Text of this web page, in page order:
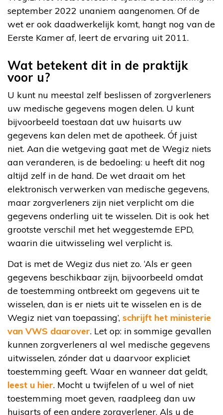
september 2022 unaniem aangenomen. Of de
wet er ook daadwerkelijk komt, hangt nog van de
Eerste Kamer af, leert de ervaring uit 2011.
Wat betekent dit in de praktijk
voor u?
U kunt nu meestal zelf beslissen of zorgverleners
uw medische gegevens mogen delen. U kunt
bijvoorbeeld toestaan dat uw huisarts uw
gegevens kan delen met de apotheek. Óf juist
niet. Aan die wetgeving gaat met de Wegiz niets
aan veranderen, is de bedoeling: u heeft dit nog
altijd zelf in de hand. De wet draait om het
elektronisch verwerken van medische gegevens,
maar zorgverleners zijn niet verplicht om die
gegevens onderling uit te wisselen. Dit is ook het
grootste verschil met het weggestemde EPD,
waarin die uitwisseling wel verplicht is.
Dat is met de Wegiz dus niet zo. ‘Als er geen
gegevens beschikbaar zijn, bijvoorbeeld omdat
de toestemming ontbreekt om gegevens uit te
wisselen, dan is er niets uit te wisselen en is de
Wegiz niet van toepassing’, schrijft het ministerie
van VWS daarover. Let op: in sommige gevallen
kunnen zorgverleners al wel medische gegevens
uitwisselen, zónder dat u daarvoor expliciet
toestemming geeft. Waar en wanneer dat geldt,
leest u hier. Mocht u twijfelen of u wel of niet
toestemming moet geven, raadpleeg dan uw
huisarts of een andere zorgverlener. Als u de